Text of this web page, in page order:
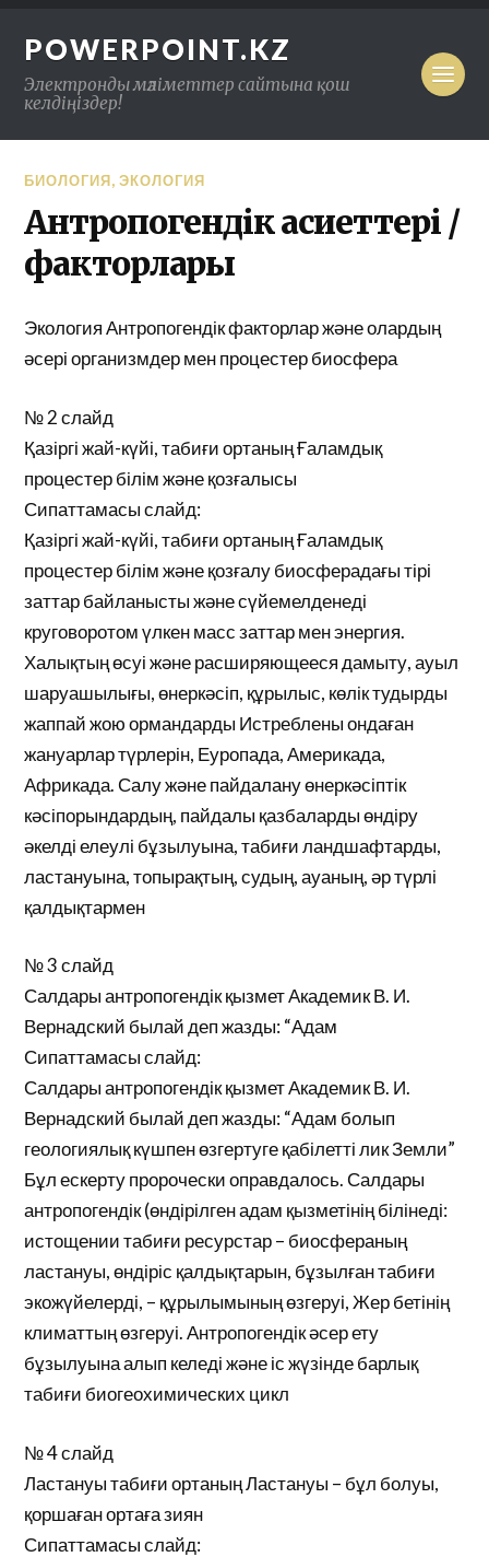
POWERPOINT.KZ
Электронды мәліметтер сайтына қош
келдіңіздер!
БИОЛОГИЯ,ЭКОЛОГИЯ
Антропогендік қасиеттері /
факторлары
Экология Антропогендік факторлар және олардың
әсері организмдер мен процестер биосфера
№ 2 слайд
Қазіргі жай-күйі, табиғи ортаның Ғаламдық
процестер білім және қозғалысы
Сипаттамасы слайд:
Қазіргі жай-күйі, табиғи ортаның Ғаламдық
процестер білім және қозғалу биосферадағы тірі
заттар байланысты және сүйемелденеді
круговоротом үлкен масс заттар мен энергия.
Халықтың өсуі және расширяющееся дамыту, ауыл
шаруашылығы, өнеркәсіп, құрылыс, көлік тудырды
жаппай жою ормандарды Истреблены ондаған
жануарлар түрлерін, Еуропада, Америкада,
Африкада. Салу және пайдалану өнеркәсіптік
кәсіпорындардың, пайдалы қазбаларды өндіру
әкелді елеулі бұзылуына, табиғи ландшафтарды,
ластануына, топырақтың, судың, ауаның, әр түрлі
қалдықтармен
№ 3 слайд
Салдары антропогендік қызмет Академик В. И.
Вернадский былай деп жазды: “Адам
Сипаттамасы слайд:
Салдары антропогендік қызмет Академик В. И.
Вернадский былай деп жазды: “Адам болып
геологиялық күшпен өзгертуге қабілетті лик Земли”
Бұл ескерту пророчески оправдалось. Салдары
антропогендік (өндірілген адам қызметінің білінеді:
истощении табиғи ресурстар – биосфераның
ластануы, өндіріс қалдықтарын, бұзылған табиғи
экожүйелерді, – құрылымының өзгеруі, Жер бетінің
климаттың өзгеруі. Антропогендік әсер ету
бұзылуына алып келеді және іс жүзінде барлық
табиғи биогеохимических цикл
№ 4 слайд
Ластануы табиғи ортаның Ластануы – бұл болуы,
қоршаған ортаға зиян
Сипаттамасы слайд: